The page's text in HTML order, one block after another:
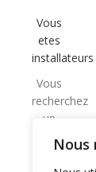
Vous
etes
installateurs
Vous
recherchez
un
partenaire
CPO